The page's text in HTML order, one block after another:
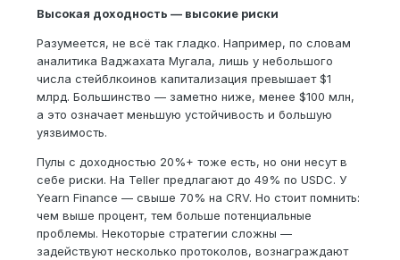
Высокая доходность — высокие риски
Разумеется, не всё так гладко. Например, по словам
аналитика Ваджахата Мугала, лишь у небольшого
числа стейблкоинов капитализация превышает $1
млрд. Большинство — заметно ниже, менее $100 млн,
а это означает меньшую устойчивость и большую
уязвимость.
Пулы с доходностью 20%+ тоже есть, но они несут в
себе риски. На Teller предлагают до 49% по USDC. У
Yearn Finance — свыше 70% на CRV. Но стоит помнить:
чем выше процент, тем больше потенциальные
проблемы. Некоторые стратегии сложны —
задействуют несколько протоколов, вознаграждают